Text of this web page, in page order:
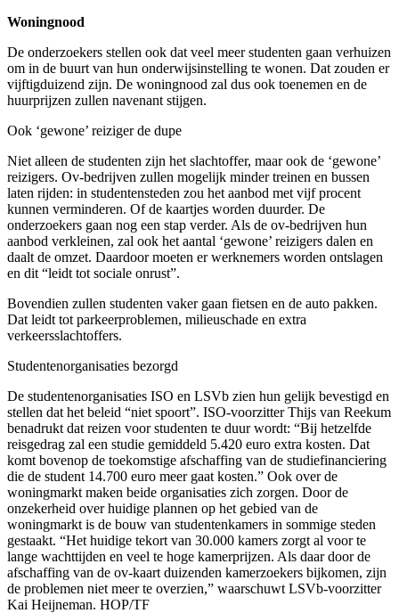
Woningnood
De onderzoekers stellen ook dat veel meer studenten gaan verhuizen
om in de buurt van hun onderwijsinstelling te wonen. Dat zouden er
vijftigduizend zijn. De woningnood zal dus ook toenemen en de
huurprijzen zullen navenant stijgen.
Ook ‘gewone’ reiziger de dupe
Niet alleen de studenten zijn het slachtoffer, maar ook de ‘gewone’
reizigers. Ov-bedrijven zullen mogelijk minder treinen en bussen
laten rijden: in studentensteden zou het aanbod met vijf procent
kunnen verminderen. Of de kaartjes worden duurder. De
onderzoekers gaan nog een stap verder. Als de ov-bedrijven hun
aanbod verkleinen, zal ook het aantal ‘gewone’ reizigers dalen en
daalt de omzet. Daardoor moeten er werknemers worden ontslagen
en dit “leidt tot sociale onrust”.
Bovendien zullen studenten vaker gaan fietsen en de auto pakken.
Dat leidt tot parkeerproblemen, milieuschade en extra
verkeersslachtoffers.
Studentenorganisaties bezorgd
De studentenorganisaties ISO en LSVb zien hun gelijk bevestigd en
stellen dat het beleid “niet spoort”. ISO-voorzitter Thijs van Reekum
benadrukt dat reizen voor studenten te duur wordt: “Bij hetzelfde
reisgedrag zal een studie gemiddeld 5.420 euro extra kosten. Dat
komt bovenop de toekomstige afschaffing van de studiefinanciering
die de student 14.700 euro meer gaat kosten.” Ook over de
woningmarkt maken beide organisaties zich zorgen. Door de
onzekerheid over huidige plannen op het gebied van de
woningmarkt is de bouw van studentenkamers in sommige steden
gestaakt. “Het huidige tekort van 30.000 kamers zorgt al voor te
lange wachttijden en veel te hoge kamerprijzen. Als daar door de
afschaffing van de ov-kaart duizenden kamerzoekers bijkomen, zijn
de problemen niet meer te overzien,” waarschuwt LSVb-voorzitter
Kai Heijneman. HOP/TF